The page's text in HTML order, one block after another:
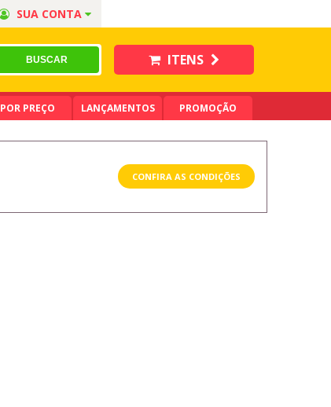
SUA CONTA
ITENS
POR PREÇO LANÇAMENTOS PROMOÇÃO
CONFIRA AS CONDIÇÕES